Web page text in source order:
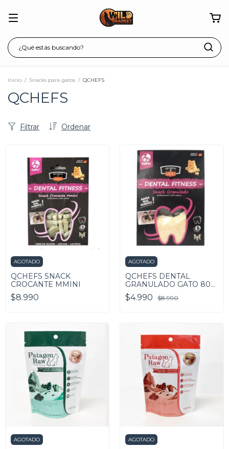
Inicio / Snacks para gatos / QCHEFS
QCHEFS
Ordenar
Filtrar
AGOTADO
QCHEFS SNACK
CROCANTE MMINI
$8.990
AGOTADO
QCHEFS DENTAL
GRANULADO GATO 80
GRAMOS
$4.990 $8.990
AGOTADO AGOTADO